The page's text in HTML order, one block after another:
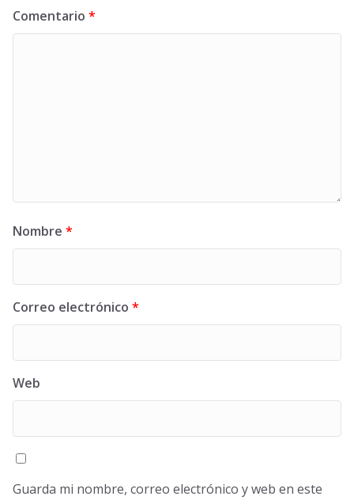
Comentario *
Nombre *
Correo electrónico *
Web
Guarda mi nombre, correo electrónico y web en este